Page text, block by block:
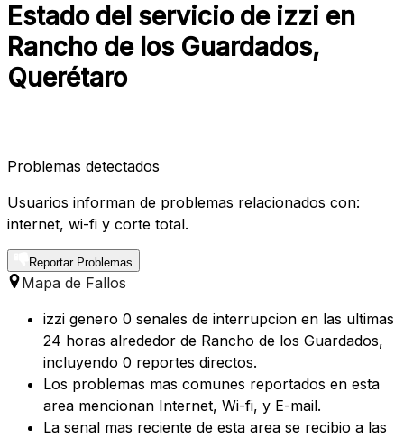
Estado del servicio de izzi en
Rancho de los Guardados,
Querétaro
Problemas detectados
Usuarios informan de problemas relacionados con:
internet, wi-fi y corte total.
Reportar Problemas
Mapa de Fallos
izzi genero 0 senales de interrupcion en las ultimas
24 horas alrededor de Rancho de los Guardados,
incluyendo 0 reportes directos.
Los problemas mas comunes reportados en esta
area mencionan Internet, Wi-fi, y E-mail.
La senal mas reciente de esta area se recibio a las